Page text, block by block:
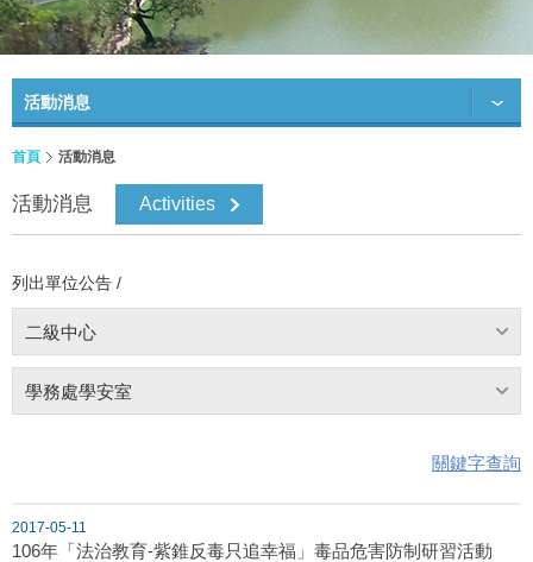
活動消息
首頁 活動消息
活動消息 Activities
列出單位公告 /
二級中心
學務處學安室
關鍵字查詢
2017-05-11
106年「法治教育-紫錐反毒只追幸福」毒品危害防制研習活動